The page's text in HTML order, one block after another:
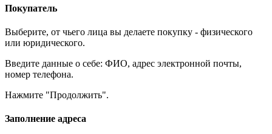
Покупатель
Выберите, от чьего лица вы делаете покупку - физического
или юридического.
Введите данные о себе: ФИО, адрес электронной почты,
номер телефона.
Нажмите "Продолжить".
Заполнение адреса